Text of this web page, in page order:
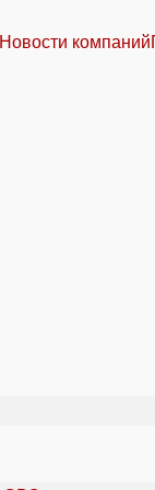
Новости компаний